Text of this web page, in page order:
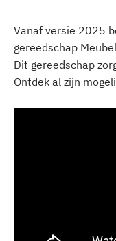
Vanaf versie 2025
gereedschap
Dit gereedschap
Ontdek al zijn